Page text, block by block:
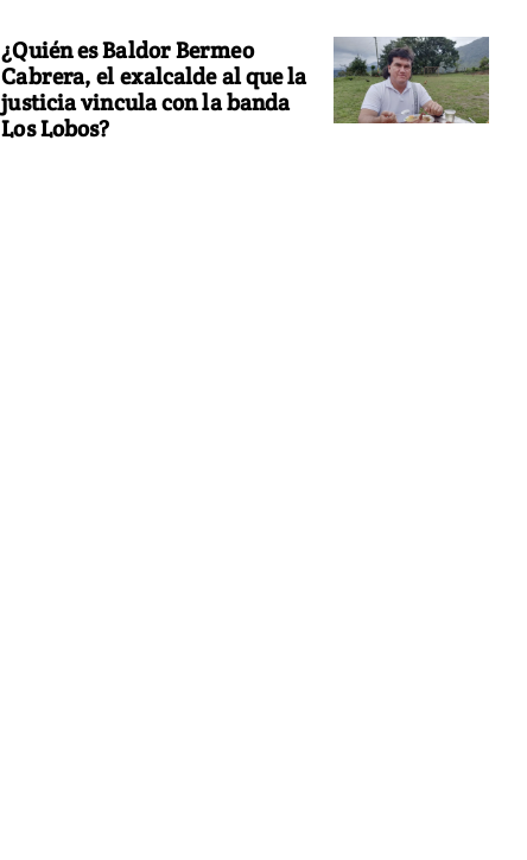
¿Quién es Baldor Bermeo
Cabrera, el exalcalde al que la
justicia vincula con la banda
Los Lobos?